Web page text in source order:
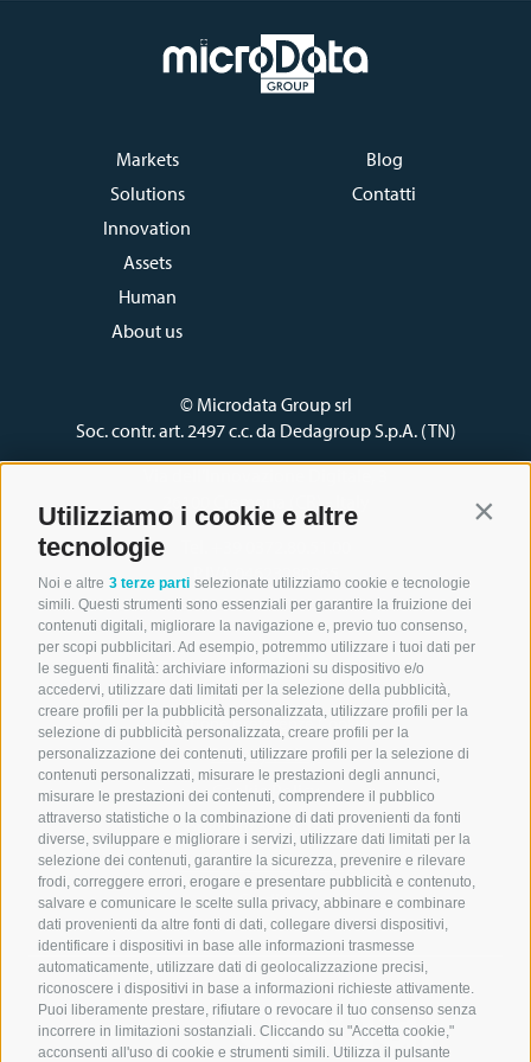
Utilizziamo i cookie e altre
tecnologie
Noi e altre 3 terze parti selezionate utilizziamo cookie e tecnologie
simili. Questi strumenti sono essenziali per garantire la fruizione dei
contenuti digitali, migliorare la navigazione e, previo tuo consenso,
per scopi pubblicitari. Ad esempio, potremmo utilizzare i tuoi dati per
le seguenti finalità: archiviare informazioni su dispositivo e/o
accedervi, utilizzare dati limitati per la selezione della pubblicità,
creare profili per la pubblicità personalizzata, utilizzare profili per la
selezione di pubblicità personalizzata, creare profili per la
personalizzazione dei contenuti, utilizzare profili per la selezione di
contenuti personalizzati, misurare le prestazioni degli annunci,
misurare le prestazioni dei contenuti, comprendere il pubblico
attraverso statistiche o la combinazione di dati provenienti da fonti
diverse, sviluppare e migliorare i servizi, utilizzare dati limitati per la
selezione dei contenuti, garantire la sicurezza, prevenire e rilevare
frodi, correggere errori, erogare e presentare pubblicità e contenuto,
salvare e comunicare le scelte sulla privacy, abbinare e combinare
dati provenienti da altre fonti di dati, collegare diversi dispositivi,
identificare i dispositivi in base alle informazioni trasmesse
automaticamente, utilizzare dati di geolocalizzazione precisi,
riconoscere i dispositivi in base a informazioni richieste attivamente.
Puoi liberamente prestare, rifiutare o revocare il tuo consenso senza
incorrere in limitazioni sostanziali. Cliccando su "Accetta cookie,"
acconsenti all'uso di cookie e strumenti simili. Utilizza il pulsante
e-Fatture b2b
Comunicati stampa
Markets
Solutions
Innovation
Assets
Human
About us
Blog
Contatti
© Microdata Group srl
Soc. contr. art. 2497 c.c. da Dedagroup S.p.A. (TN)
26100 Cremona (CR) - Italy
P.IVA 04623280965
Gestione preferenze Cookie
Privacy Policy
Cookie Policy
Copyright & Disclaimer
Whistleblowing policy
Credits
Follow us
Microdata Group
è una società di